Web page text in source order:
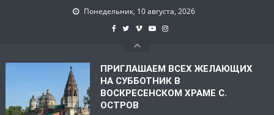
Понедельник, 10 августа, 2026
ПРИГЛАШАЕМ ВСЕХ ЖЕЛАЮЩИХ
НА СУББОТНИК В
ВОСКРЕСЕНСКОМ ХРАМЕ С.
ОСТРОВ